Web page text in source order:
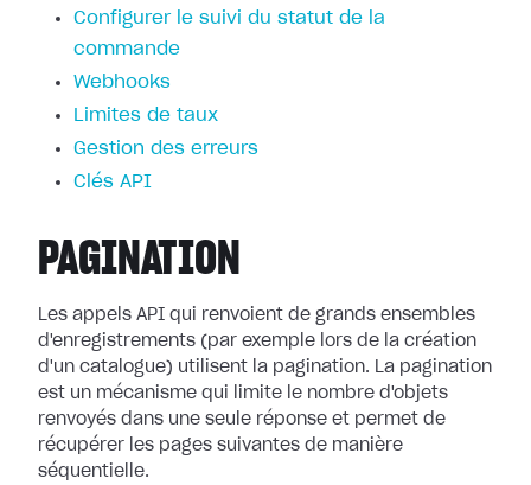
Configurer le suivi du statut de la
commande
Webhooks
Limites de taux
Gestion des erreurs
Clés API
PAGINATION
Les appels API qui renvoient de grands ensembles
d'enregistrements (par exemple lors de la création
d'un catalogue) utilisent la pagination. La pagination
est un mécanisme qui limite le nombre d'objets
renvoyés dans une seule réponse et permet de
récupérer les pages suivantes de manière
séquentielle.